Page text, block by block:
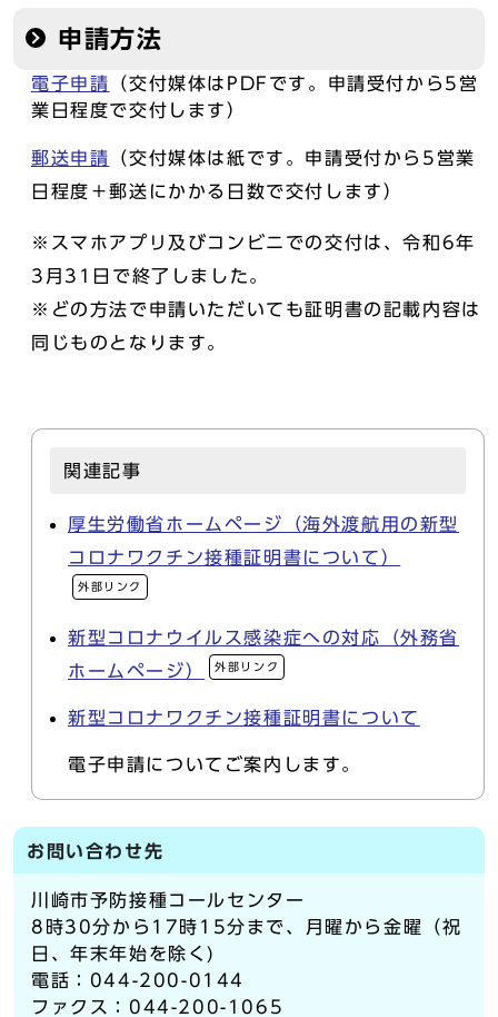
申請方法
電子申請 （交付媒体はPDFです。申請受付から5営
業日程度で交付します）
郵送申請 （交付媒体は紙です。申請受付から5営業
日程度＋郵送にかかる日数で交付します）
※スマホアプリ及びコンビニでの交付は、令和6年
3月31日で終了しました。
※どの方法で申請いただいても証明書の記載内容は
同じものとなります。
関連記事
厚生労働省ホームページ（海外渡航用の新型
コロナワクチン接種証明書について）
外部リンク
新型コロナウイルス感染症への対応（外務省
ホームページ）
外部リンク
新型コロナワクチン接種証明書について
電子申請についてご案内します。
お問い合わせ先
川崎市予防接種コールセンター
8時30分から17時15分まで、月曜から金曜（祝
日、年末年始を除く)
電話：044-200-0144
ファクス：044-200-1065